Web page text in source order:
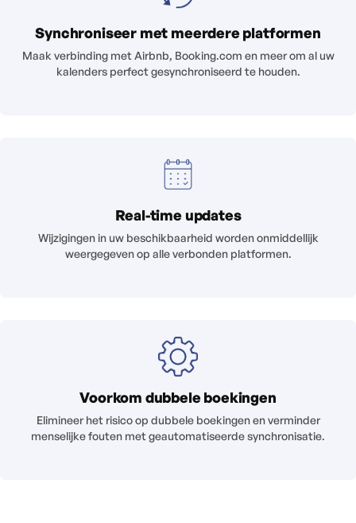
Synchroniseer met meerdere platformen
Maak verbinding met Airbnb, Booking.com en meer om al uw
kalenders perfect gesynchroniseerd te houden.
Real-time updates
Wijzigingen in uw beschikbaarheid worden onmiddellijk
weergegeven op alle verbonden platformen.
Voorkom dubbele boekingen
Elimineer het risico op dubbele boekingen en verminder
menselijke fouten met geautomatiseerde synchronisatie.